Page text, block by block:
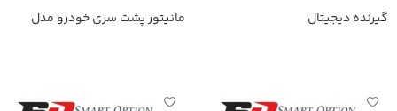
گیرنده دیجیتال
مانیتور پشت سری خودرو مدل